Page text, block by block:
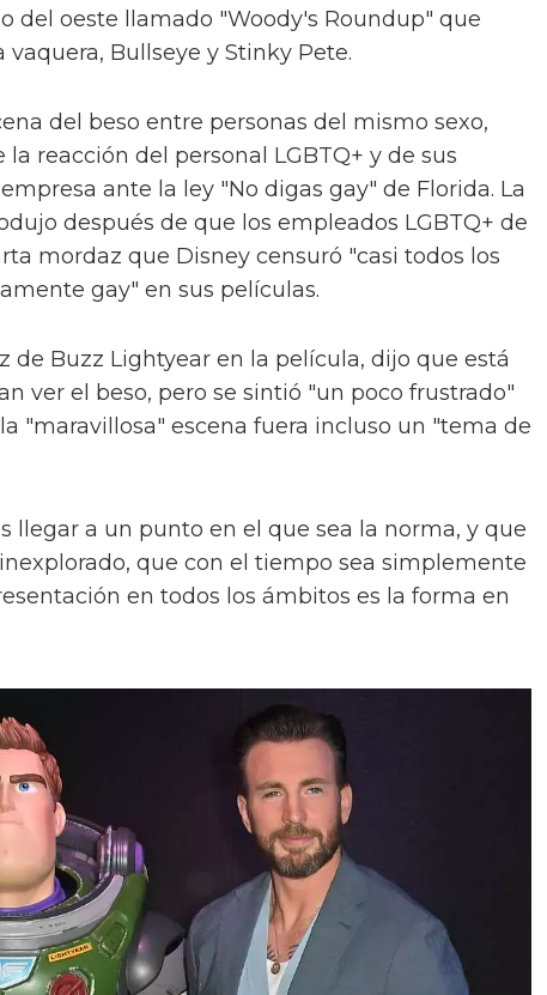
del oeste llamado "Woody's Roundup" que
Bullseye y Stinky Pete.
del beso entre personas del mismo sexo,
reacción del personal LGBTQ+ y de sus
ante la ley "No digas gay" de Florida. La
después de que los empleados LGBTQ+ de
mordaz que Disney censuró "casi todos los
gay" en sus películas.
de Buzz Lightyear en la película, dijo que está
ver el beso, pero se sintió "un poco frustrado"
"maravillosa" escena fuera incluso un "tema de
llegar a un punto en el que sea la norma, y que
que con el tiempo sea simplemente
en todos los ámbitos es la forma en